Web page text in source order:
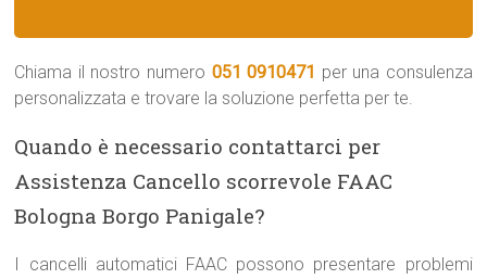
Chiama il nostro numero 051 0910471 per una consulenza
personalizzata e trovare la soluzione perfetta per te.
Quando è necessario contattarci per
Assistenza Cancello scorrevole FAAC
Bologna Borgo Panigale?
I cancelli automatici FAAC possono presentare problemi